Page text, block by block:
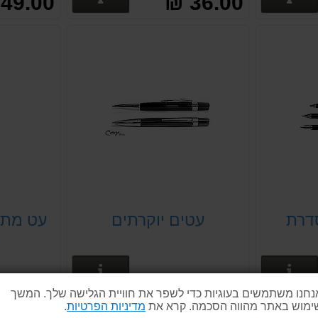
משתמשים בעוגיות כדי לשפר את חוויית הגלישה שלך. המשך
באתר מהווה הסכמה. קרא את מדיניות הפרטיות.
פרטים נוספים
עטים יוקרתים
פרטים נוספים
עט